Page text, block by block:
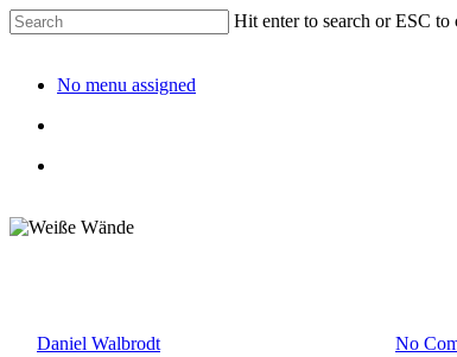
Hit enter to search or ESC to
No menu assigned
Daniel Walbrodt No